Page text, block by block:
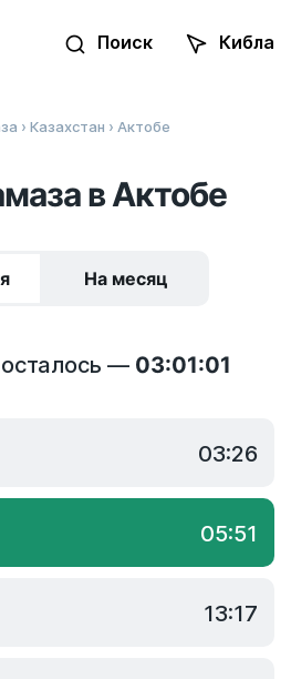
Поиск Кибла
› Казахстан › Актобе
в Актобе
На месяц
— 03:01:01
03:26
05:51
13:17